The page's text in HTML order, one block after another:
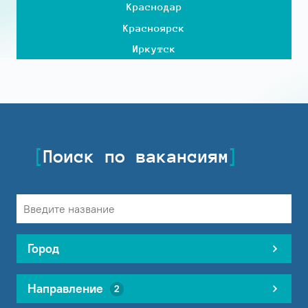
Краснодар
Красноярск
Иркутск
Поиск по вакансиям
Город
Направление 2